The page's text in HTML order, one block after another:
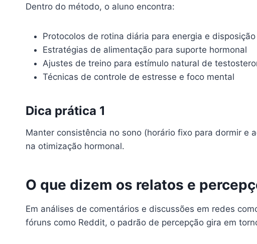
Dentro do método, o aluno encontra:
Protocolos de rotina diária para energia e disposição
Estratégias de alimentação para suporte hormonal
Ajustes de treino para estímulo natural de
Técnicas de controle de estresse e foco mental
Dica prática 1
Manter consistência no sono (horário fixo para dormir e
na otimização hormonal.
O que dizem os relatos e
Em análises de comentários e discussões em redes
fóruns como Reddit, o padrão de percepção gira em